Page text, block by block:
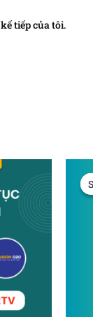
tiếp của tôi.